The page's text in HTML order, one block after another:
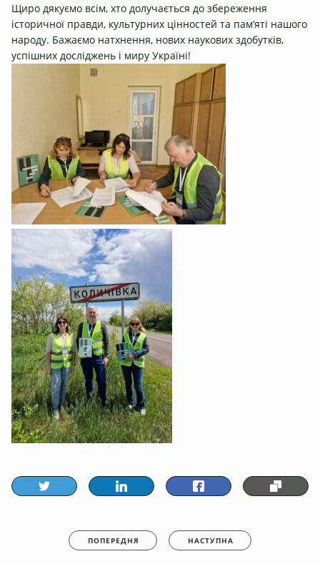
Щиро дякуємо всім, хто долучається до збереження
історичної правди, культурних цінностей та пам’яті нашого
народу. Бажаємо натхнення, нових наукових здобутків,
успішних досліджень і миру Україні!
ПОПЕРЕДНЯ НАСТУПНА